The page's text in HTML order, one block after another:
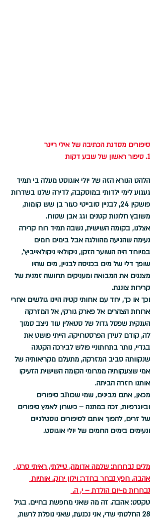
סיפורים מסדנת הכתיבה של אילי ריינר
1. סיפור ראשון של שבע דקות
הלהט הנורא הזה של יולי אוגוסט מעלה בי תמיד
געגוע לימי ילדותי במוסקבה, לדירה שלנו בשדרות
פושקין 24, לבניין סובייטי כעור בן שש קומות,
משובץ חלונות קטנים וגג אבן שטוח.
אצלנו, בקומה השישית, נשבה תמיד רוח קרירה
נעימה שהגיעה מהוולגה אבל בימים חמים
במיוחד היה השוער הזקן, ניקולאי ניקולאייביץ',
שופך דלי של מים בכניסה לבניין, מים שהיו
מצננים את המבואה ומעניקים תחושה זמנית של
קרירות צוננת.
וכך או כך, יחד עם אחותי קטיה היינו גולשים אחרי
ארוחת הצהרים אל פארק גורקי, אל המזרקה
הענקית שפסל גדול של סטאלין עוד ניצב סמוך
לה, קודם לעידן הפרסטרויקה. הייתי פושט את
בגדיי, נותר בתחתוניי פולש לבירכה הקטנה
שנקוותה סביב המזרקה, מתעלם מקריאותיה של
אמי שצעקותיה ממרומי הקומה השישית הזעיקו
אותנו חזרה הביתה.
מכאן, אתם מבינים, שמי שכותב סיפורים
וביוגרפיות, זכה במתנה – כישרון לאמץ סיפורים
של זרים, להפוך אותם לסיפורים נוסטלגיים
ונעימים בימים החמים של יולי אוגוסט.
מלים נבחרות: שלמה אדומה, טיילתי, ראיתי סרט,
אהבה. חפץ נבחר בחדר: וילון ירוק. אותיות
נבחרות מ-יום הולדת – י, ה.
טקסט: אהבה. זה מה שאני מחפשת בחיים. בגיל
28 החלטתי שדי, אני נכנעת, שאני נופלת לרשת,